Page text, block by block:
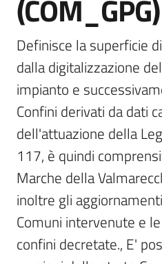
line
Scarica
i
dati
Approfondimenti
Archivio
cartografico
(COM_GPG)
Definisce la superficie
dalla digitalizzazione
impianto e
Confini derivati da dati
dell'attuazione della
117, è quindi
Marche della
inoltre gli
Comuni intervenute e
confini decretate., E'